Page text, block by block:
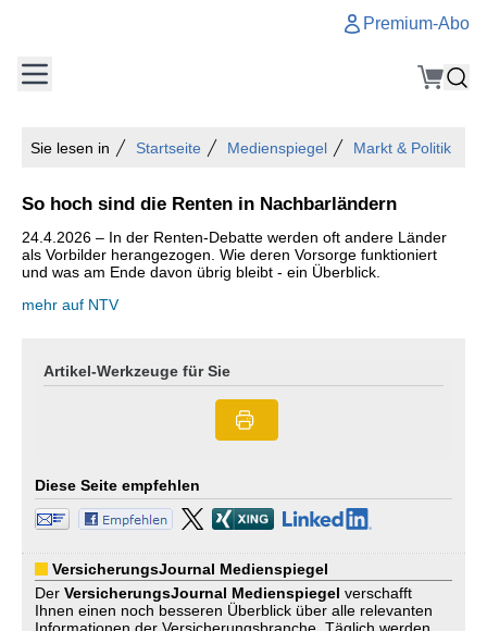
Premium-Abo
Sie lesen in Startseite Medienspiegel Markt & Politik
So hoch sind die Renten in Nachbarländern
24.4.2026 – In der Renten-Debatte werden oft andere Länder
als Vorbilder herangezogen. Wie deren Vorsorge funktioniert
und was am Ende davon übrig bleibt - ein Überblick.
mehr auf NTV
Artikel-Werkzeuge für Sie
Diese Seite empfehlen
VersicherungsJournal Medienspiegel
Der VersicherungsJournal Medienspiegel verschafft
Ihnen einen noch besseren Überblick über alle relevanten